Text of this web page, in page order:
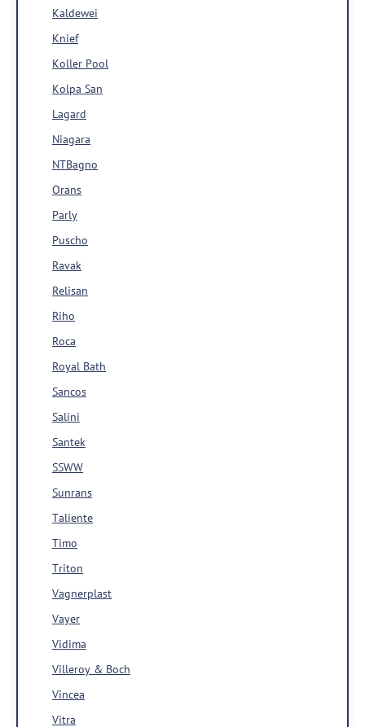
Kaldewei
Knief
Koller Pool
Kolpa San
Lagard
Niagara
NTBagno
Orans
Parly
Puscho
Ravak
Relisan
Riho
Roca
Royal Bath
Sancos
Salini
Santek
SSWW
Sunrans
Taliente
Timo
Triton
Vagnerplast
Vayer
Vidima
Villeroy & Boch
Vincea
Vitra